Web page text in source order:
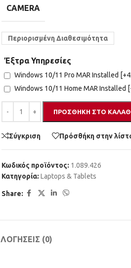
CAMERA
Περιορισμένη Διαθεσιμότητα
Έξτρα Υπηρεσίες
Windows 10/11 Pro MAR Installed
Windows 10/11 Home MAR Installed
ΠΡΟΣΘΉΚΗ ΣΤΟ
Σύγκριση Πρόσθήκη στην
Κωδικός προϊόντος: 1.089.426
Κατηγορία: Laptops & Tablets
Share:
(0)